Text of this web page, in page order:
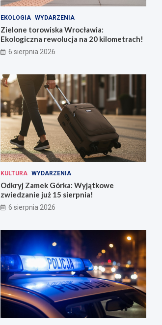
EKOLOGIA WYDARZENIA
Zielone torowiska Wrocławia:
Ekologiczna rewolucja na 20 kilometrach!
6 sierpnia 2026
KULTURA WYDARZENIA
Odkryj Zamek Górka: Wyjątkowe
zwiedzanie już 15 sierpnia!
6 sierpnia 2026